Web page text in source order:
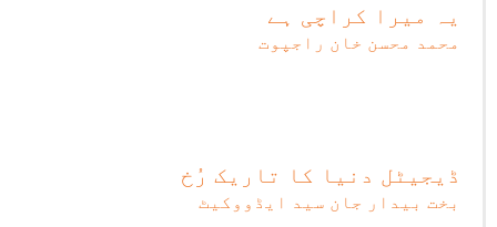
یہ میرا کراچی ہے
محمد محسن خان راجپوت
ڈیجیٹل دنیا کا تاریک رُخ
بخت بیدار جان سید ایڈووکیٹ